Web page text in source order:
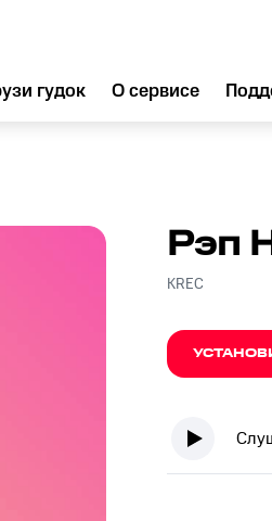
гудок О сервисе
Рэп
KREC